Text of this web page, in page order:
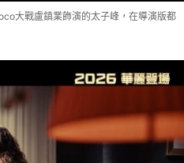
大戰盧鎮業飾演的太子峰，在導演版都